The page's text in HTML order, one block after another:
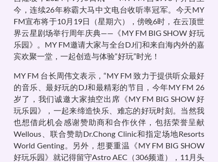
今，连续26年称霸大马中文电台收听率冠军。今天MY
FM宣布将于10月19日（星期六），傍晚6时，在云顶世
界云星剧场举行周年庆典——《MY FM BIG SHOW 好玩
乐园》。MY FM邀请大家与全台DJ们和来自海内外的嘉
宾欢聚一堂，一起创造与体验“好玩”时光！
MY FM 台长周伟文表示，“MY FM 致力于提供听众最好
的音乐、最好玩的DJ和最精彩的节目，今年MY FM 26
岁了，我们诚邀大家抽空出席《MY FM BIG SHOW 好
玩乐园》，一起来缔造快乐、难忘的好玩时刻。当然我
也想借此机会感谢赞助商和合作伙伴，包括荣誉呈献
Wellous、联合赞助Dr.Chong Clinic和指定场地Resorts
World Genting。另外，想要重温《MY FM BIG SHOW
好玩乐园》就记得留守Astro AEC（306频道），11月头